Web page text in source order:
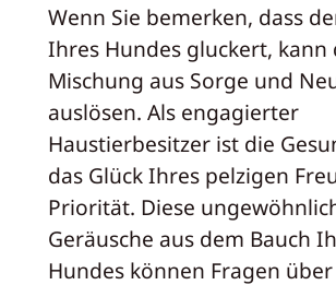
Wenn Sie bemerken, dass
Ihres Hundes gluckert, kann
Mischung aus Sorge und
auslösen. Als engagierter
Haustierbesitzer ist die
das Glück Ihres pelzigen
Priorität. Diese
Geräusche aus dem Bauch
Hundes können Fragen